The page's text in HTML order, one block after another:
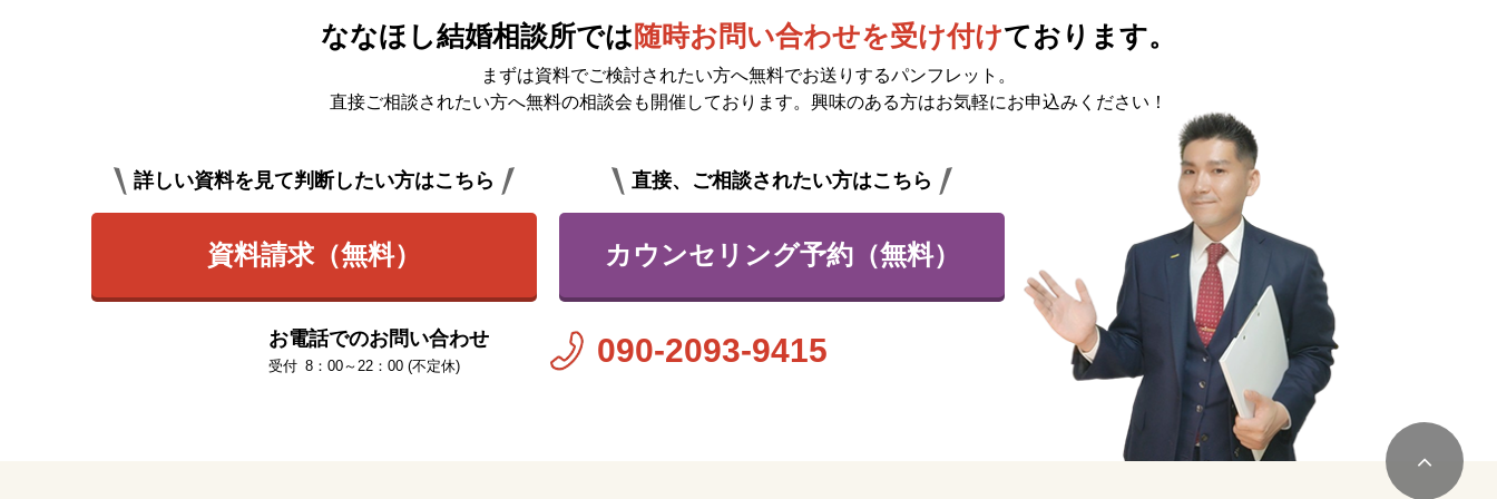
ななほし結婚相談所では 随時お問い合わせを受け付けております。
まずは資料でご検討されたい方へ無料でお送りするパンフレット。
直接ご相談されたい方へ無料の相談会も開催しております。興味のある方はお気軽にお申込みください！
詳しい資料を見て判断したい方はこちら
資料請求（無料）
直接、ご相談されたい方はこちら
カウンセリング予約（無料）
お電話でのお問い合わせ
8：00～22：00 (不定休) 090-2093-9415